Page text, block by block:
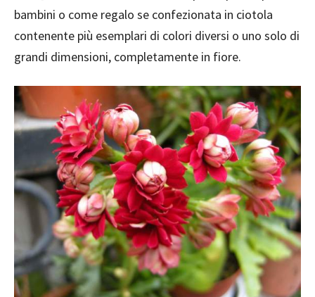
bambini o come regalo se confezionata in ciotola
contenente più esemplari di colori diversi o uno solo di
grandi dimensioni, completamente in fiore.